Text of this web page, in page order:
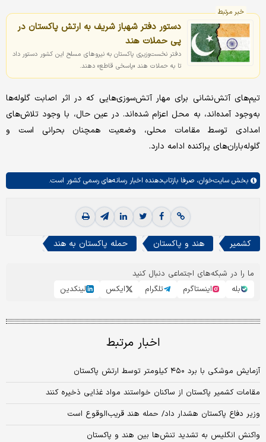
خبر مرتبط
دستور دفتر شهباز شریف به ارتش پاکستان در
پی حملات هند
دفتر نخست‌وزیری پاکستان به نیروهای مسلح این کشور دستور داد
تا به حملات هند «پاسخی قاطع» دهند.
تیم‌های آتش‌نشانی برای مهار آتش‌سوزی‌هایی که در اثر اصابت گلوله‌ها
به‌وجود آمده‌اند، به محل اعزام شده‌اند. در عین حال، با وجود تلاش‌های
امدادی توسط مقامات محلی، وضعیت همچنان بحرانی است و
گلوله‌باران‌های پراکنده ادامه دارد.
بخش سایت‌خوان، صرفا بازتاب‌دهنده اخبار رسانه‌های رسمی کشور است.
کشمیر هند و پاکستان حمله پاکستان به هند
ما را در شبکه‌های اجتماعی دنبال کنید
بله
اینستاگرم تلگرام ایکس لینکدین
اخبار مرتبط
آزمایش موشکی با برد ۴۵۰ کیلومتر توسط ارتش پاکستان
مقامات کشمیر پاکستان از ساکنان خواستند مواد غذایی ذخیره کنند
وزیر دفاع پاکستان هشدار داد/ حمله هند قریب‌الوقوع است
واکنش انگلیس به تشدید تنش‌ها بین هند و پاکستان